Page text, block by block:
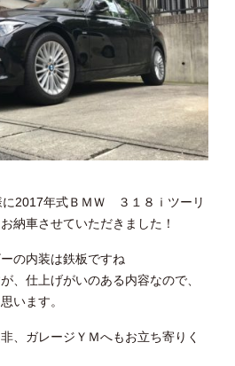
2017年式ＢＭＷ ３１８ｉツーリ
納車させていただきました！
の内装は鉄板ですね
、仕上げがいのある内容なので、
います。
、ガレージＹＭへもお立ち寄りく